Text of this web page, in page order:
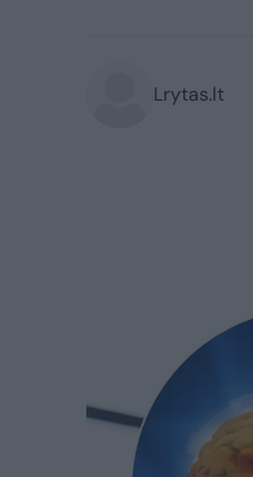
Lrytas.lt